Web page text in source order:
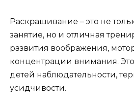
Раскрашивание – это не
занятие, но и отличная
развития воображения,
концентрации внимания.
детей наблюдательности,
усидчивости.